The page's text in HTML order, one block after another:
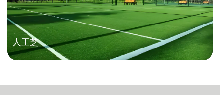
人工芝